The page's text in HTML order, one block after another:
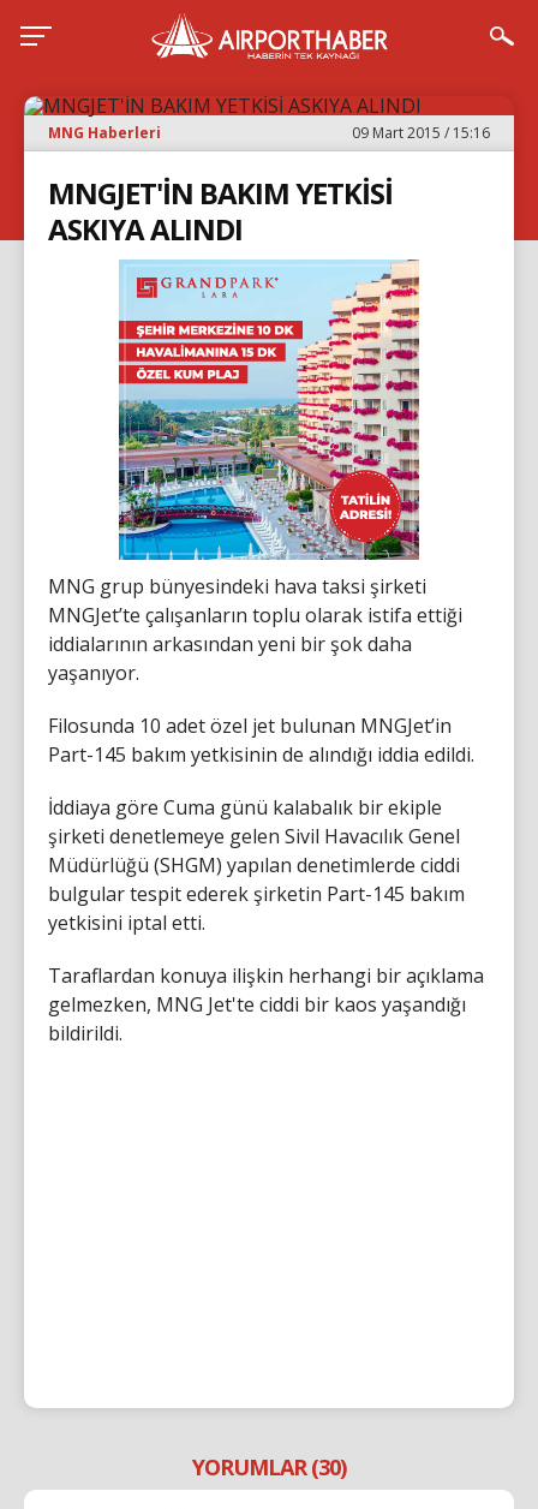
MNG Haberleri 09 Mart 2015 / 15:16
MNGJET'İN BAKIM YETKİSİ
ASKIYA ALINDI
MNG grup bünyesindeki hava taksi şirketi
MNGJet’te çalışanların toplu olarak istifa ettiği
iddialarının arkasından yeni bir şok daha
yaşanıyor.
Filosunda 10 adet özel jet bulunan MNGJet’in
Part-145 bakım yetkisinin de alındığı iddia edildi.
İddiaya göre Cuma günü kalabalık bir ekiple
şirketi denetlemeye gelen Sivil Havacılık Genel
Müdürlüğü (SHGM) yapılan denetimlerde ciddi
bulgular tespit ederek şirketin Part-145 bakım
yetkisini iptal etti.
Taraflardan konuya ilişkin herhangi bir açıklama
gelmezken, MNG Jet'te ciddi bir kaos yaşandığı
bildirildi.
YORUMLAR (30)